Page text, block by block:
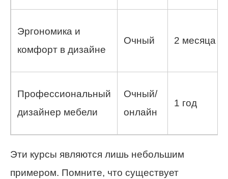
Эргономика и
комфорт в дизайне
Очный 2 месяца
Профессиональный
дизайнер мебели
Очный/
онлайн
1 год
Эти курсы являются лишь небольшим
примером. Помните, что существует